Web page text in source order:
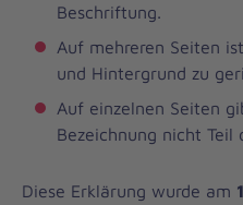
Beschriftung.
Auf mehreren Seiten
und Hintergrund zu
Auf einzelnen Seiten
Bezeichnung nicht Teil
Diese Erklärung wurde am